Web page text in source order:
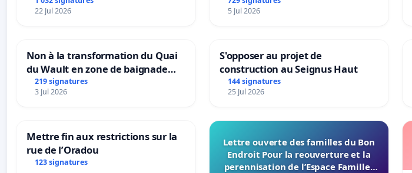
22 Jul 2026
5 Jul 2026
Non à la transformation du Quai
du Wault en zone de baignade
urbaine
219 signatures
3 Jul 2026
S'opposer au projet de
construction au Seignus Haut
144 signatures
25 Jul 2026
Mettre fin aux restrictions sur la
rue de l’Oradou
123 signatures
Lettre ouverte des familles du Bon
Endroit Pour la reouverture et la
perennisation de l’Espace Familles